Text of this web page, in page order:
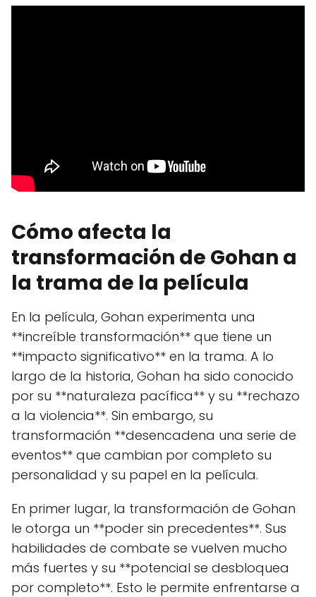
Cómo afecta la
transformación de Gohan a
la trama de la película
En la película, Gohan experimenta una
**increíble transformación** que tiene un
**impacto significativo** en la trama. A lo
largo de la historia, Gohan ha sido conocido
por su **naturaleza pacífica** y su **rechazo
a la violencia**. Sin embargo, su
transformación **desencadena una serie de
eventos** que cambian por completo su
personalidad y su papel en la película.
En primer lugar, la transformación de Gohan
le otorga un **poder sin precedentes**. Sus
habilidades de combate se vuelven mucho
más fuertes y su **potencial se desbloquea
por completo**. Esto le permite enfrentarse a